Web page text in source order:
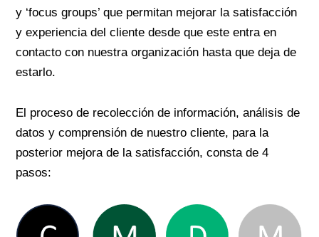
y ‘focus groups’ que permitan mejorar la satisfacción
y experiencia del cliente desde que este entra en
contacto con nuestra organización hasta que deja de
estarlo.
El proceso de recolección de información, análisis de
datos y comprensión de nuestro cliente, para la
posterior mejora de la satisfacción, consta de 4
pasos: